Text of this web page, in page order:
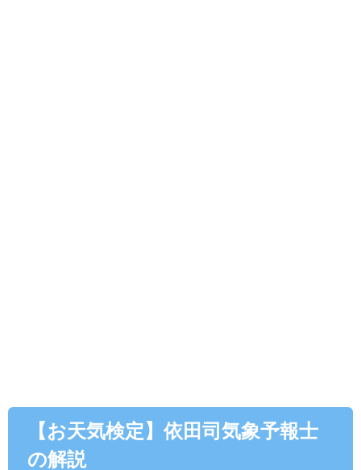
【お天気検定】依田司気象予報士
の解説